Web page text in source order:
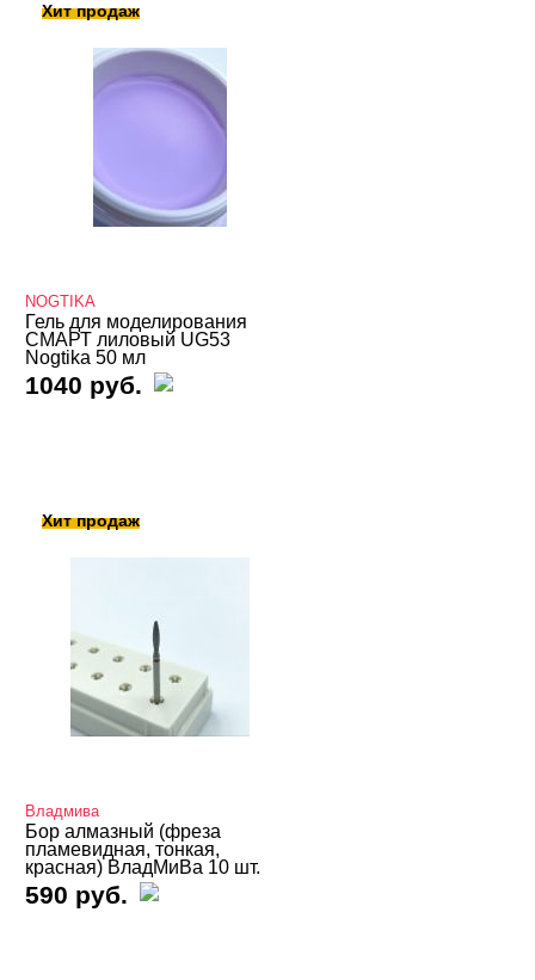
Хит продаж
NOGTIKA
Гель для моделирования
СМАРТ лиловый UG53
Nogtika 50 мл
1040 руб.
Хит продаж
Владмива
Бор алмазный (фреза
пламевидная, тонкая,
красная) ВладМиВа 10 шт.
590 руб.